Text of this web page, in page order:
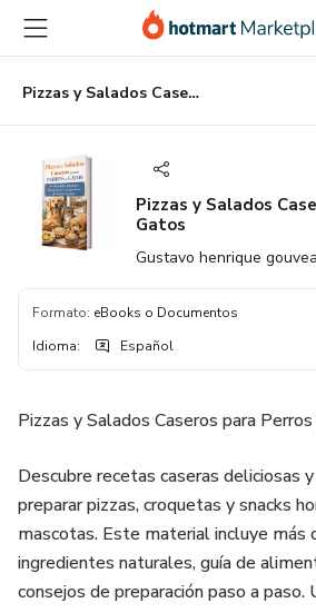
principal
página
de
página
Pizzas y Salados Caseros para Perros y Gatos
Pizzas y Salados
Gatos
Gustavo henrique
Formato: eBooks o Documentos
Idioma: Español
Pizzas y Salados Caseros para
Descubre recetas caseras deliciosas
preparar pizzas, croquetas y snacks
mascotas. Este material incluye más
ingredientes naturales, guía de
consejos de preparación paso a